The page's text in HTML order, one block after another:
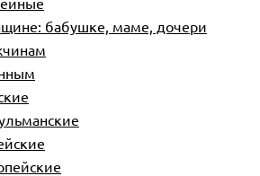
бабушке, маме, дочери